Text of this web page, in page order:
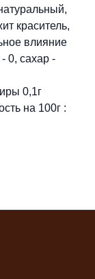
краситель,
влияние
0, сахар -
0,1г
на 100г :